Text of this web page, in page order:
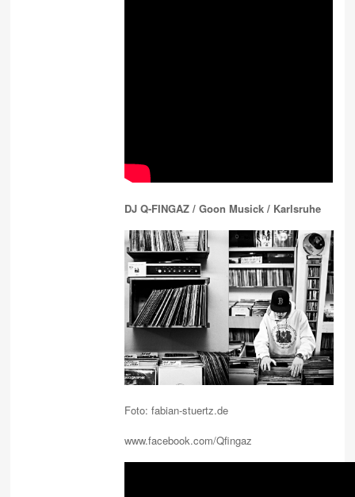
DJ Q-FINGAZ / Goon Musick / Karlsruhe
Foto: fabian-stuertz.de
www.facebook.com/Qfingaz